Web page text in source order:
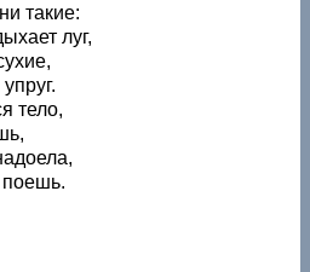
такие:
луг,
тело,
поешь.